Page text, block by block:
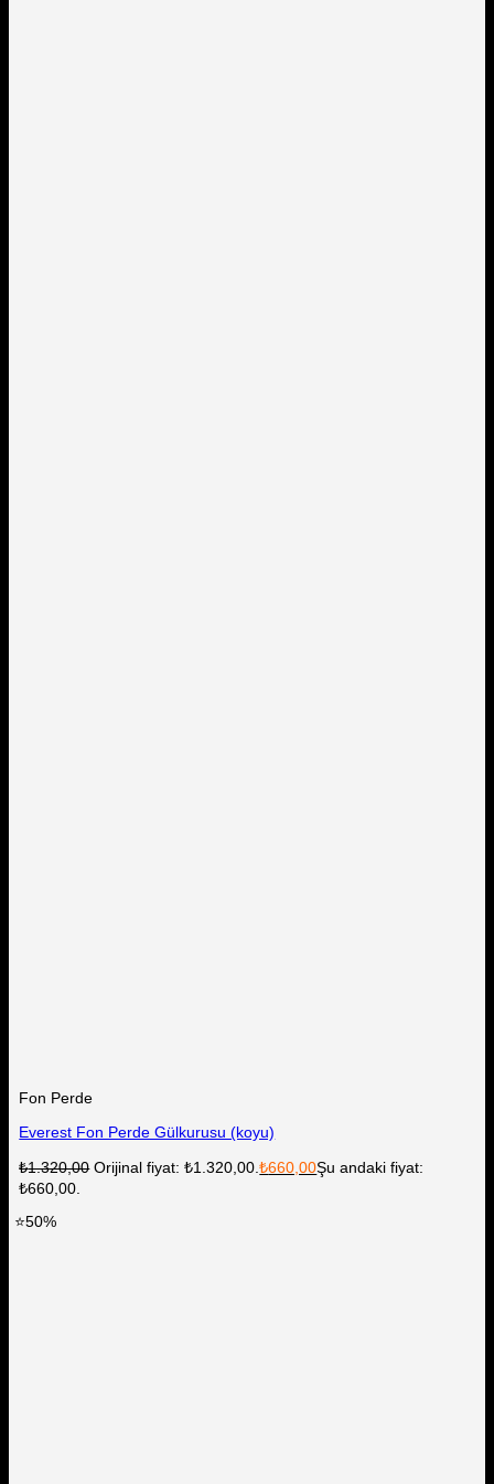
Fon Perde
Everest Fon Perde Gülkurusu (koyu)
₺1.320,00 Orijinal fiyat: ₺1.320,00.₺660,00Şu andaki fiyat:
₺660,00.
⭐50%